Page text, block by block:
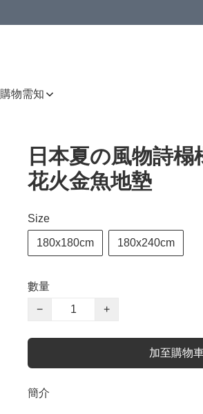
購物需知
日本夏の風物詩榻
花火金魚地墊
Size
180x180cm 180x240cm
數量
−
+
加至購物
簡介